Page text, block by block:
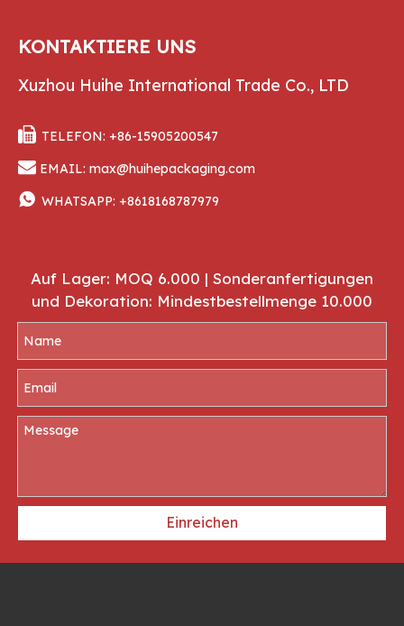
KONTAKTIERE UNS
Xuzhou Huihe International Trade Co., LTD
 TELEFON: +86-15905200547
 EMAIL: max@huihepackaging.com
 WHATSAPP: +8618168787979
Auf Lager: MOQ 6.000 | Sonderanfertigungen
und Dekoration: Mindestbestellmenge 10.000
Einreichen